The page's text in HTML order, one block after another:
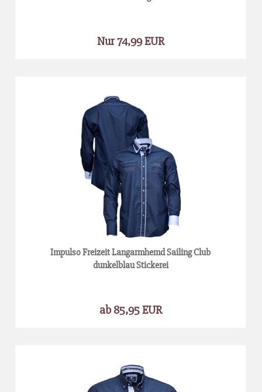
Nur 74,99 EUR
Impulso Freizeit Langarmhemd Sailing Club
dunkelblau Stickerei
ab 85,95 EUR